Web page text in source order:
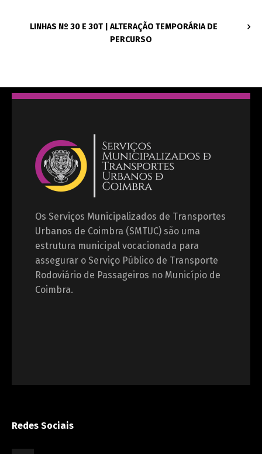
LINHAS Nº 30 E 30T | ALTERAÇÃO TEMPORÁRIA DE
PERCURSO
Os Serviços Municipalizados de Transportes
Urbanos de Coimbra (SMTUC) são uma
estrutura municipal vocacionada para
assegurar o Serviço Público de Transporte
Rodoviário de Passageiros no Município de
Coimbra.
Redes Sociais